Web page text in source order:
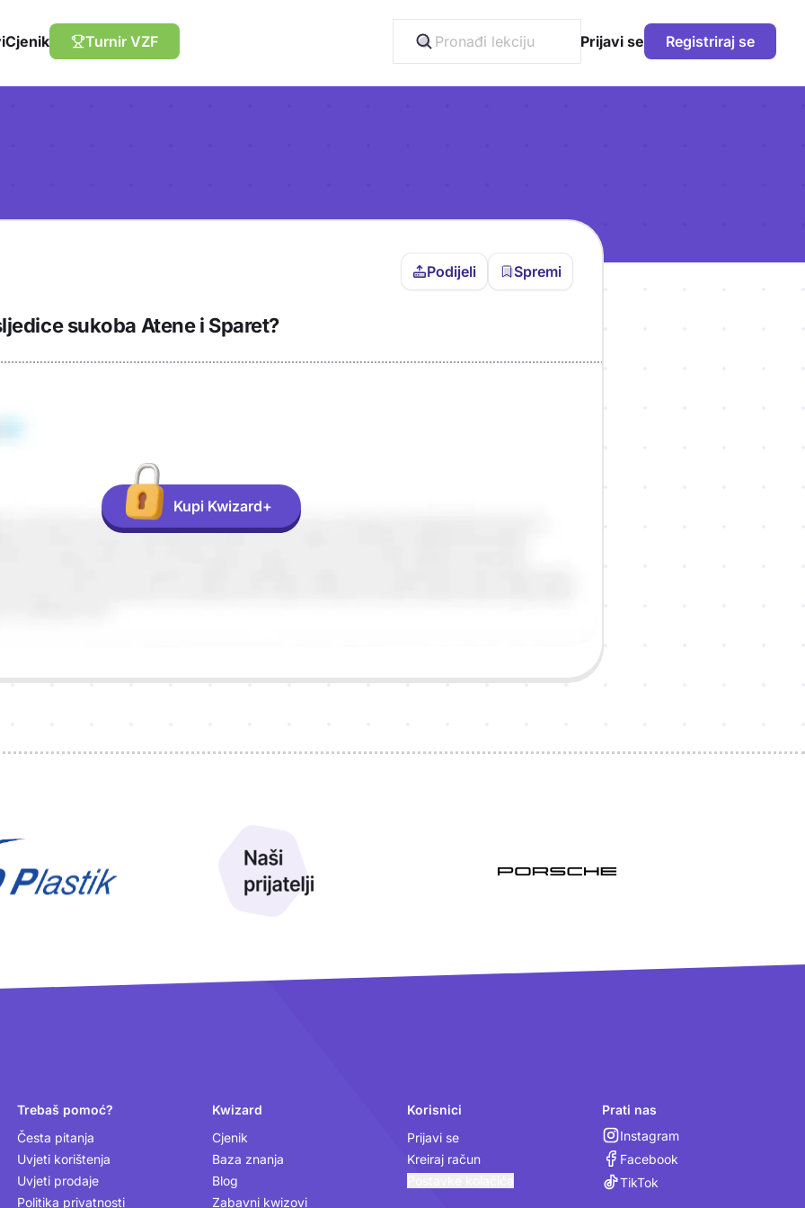
Cjenik Turnir VZF Prijavi se Registriraj se
Podijeli Spremi
sukoba Atene i Sparet?
Kupi Kwizard+
Trebaš pomoć?
Česta pitanja
Uvjeti korištenja
Uvjeti prodaje
Politika privatnosti
Kwizard
Cjenik
Baza znanja
Blog
Zabavni kwizovi
Korisnici
Prijavi se
Kreiraj račun
Prati nas
Instagram
Facebook
TikTok